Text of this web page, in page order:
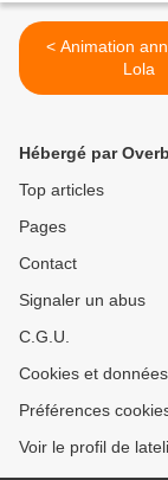
< Animation anniversaire
Lola
Hébergé par
Top articles
Pages
Contact
Signaler un abus
C.G.U.
Cookies et
Préférences
Voir le profil de